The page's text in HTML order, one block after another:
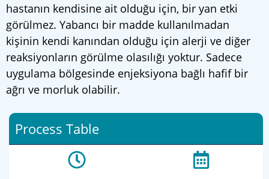
hastanın kendisine ait olduğu için, bir yan etki
görülmez. Yabancı bir madde kullanılmadan
kişinin kendi kanından olduğu için alerji ve diğer
reaksiyonların görülme olasılığı yoktur. Sadece
uygulama bölgesinde enjeksiyona bağlı hafif bir
ağrı ve morluk olabilir.
Process Table